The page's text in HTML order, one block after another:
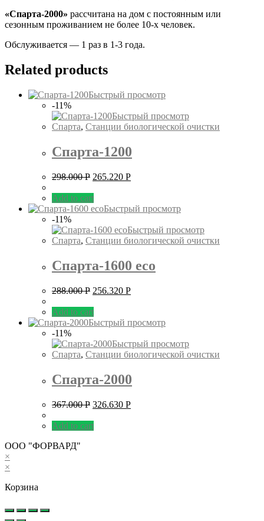
«Спарта-2000» рассчитана на дом с постоянным или
сезонным проживанием не более 10-х человек.
Обслуживается — 1 раз в 1-3 года.
Related products
Быстрый просмотр
-11%
Быстрый просмотр
Спарта, Станции биологической очистки
Спарта-1200
298.000Р 265.220 Р
Add to cart
Быстрый просмотр
-11%
Быстрый просмотр
Спарта, Станции биологической очистки
Спарта-1600 eco
288.000Р 256.320 Р
Add to cart
Быстрый просмотр
-11%
Быстрый просмотр
Спарта, Станции биологической очистки
Спарта-2000
367.000Р 326.630 Р
Add to cart
ООО "ФОРВАРД"
×
×
Корзина